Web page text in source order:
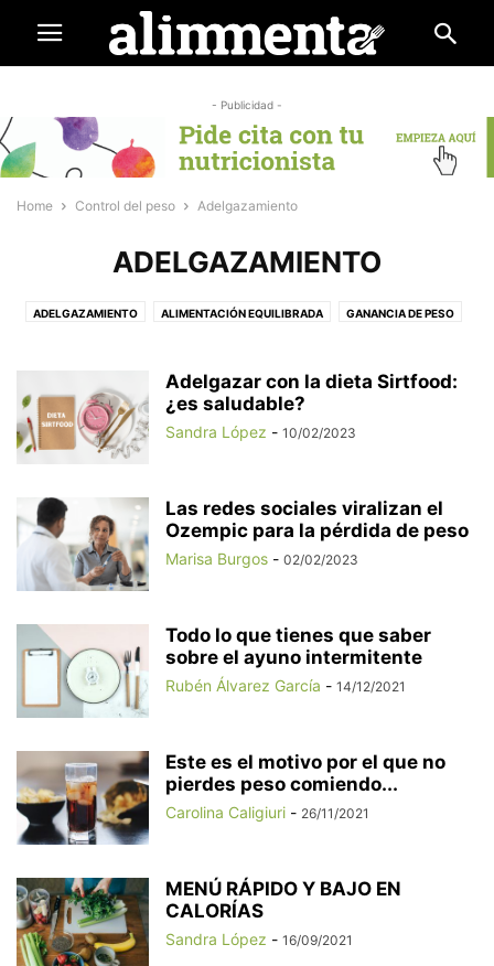
- Publicidad -
Home Control del peso Adelgazamiento
ADELGAZAMIENTO
ADELGAZAMIENTO ALIMENTACIÓN EQUILIBRADA GANANCIA DE PESO
Adelgazar con la dieta Sirtfood:
¿es saludable?
Sandra López - 10/02/2023
Las redes sociales viralizan el
Ozempic para la pérdida de peso
Marisa Burgos - 02/02/2023
Todo lo que tienes que saber
sobre el ayuno intermitente
Rubén Álvarez García - 14/12/2021
Este es el motivo por el que no
pierdes peso comiendo...
Carolina Caligiuri - 26/11/2021
MENÚ RÁPIDO Y BAJO EN
CALORÍAS
Sandra López - 16/09/2021